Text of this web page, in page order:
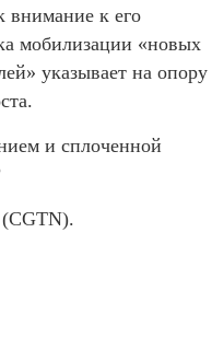
внимание к его
мобилизации «новых
указывает на опору
и сплоченной
(CGTN).